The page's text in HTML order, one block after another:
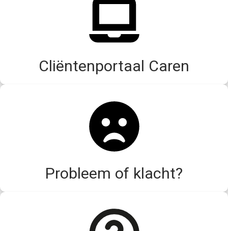
Cliëntenportaal Caren
Probleem of klacht?